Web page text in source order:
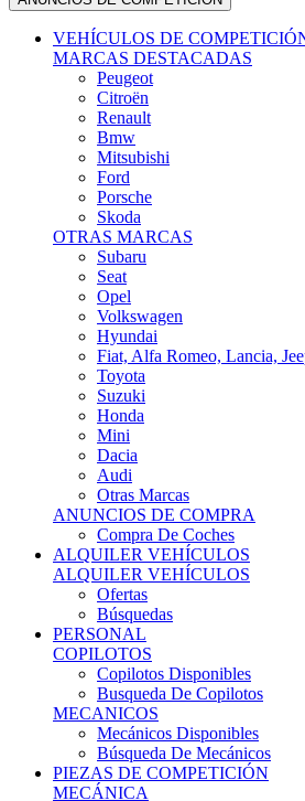
VEHÍCULOS DE COMPETICIÓN
MARCAS DESTACADAS
Peugeot
Citroën
Renault
Bmw
Mitsubishi
Ford
Porsche
Skoda
OTRAS MARCAS
Subaru
Seat
Opel
Volkswagen
Hyundai
Fiat, Alfa Romeo, Lancia, Jeep
Toyota
Suzuki
Honda
Mini
Dacia
Audi
Otras Marcas
ANUNCIOS DE COMPRA
Compra De Coches
ALQUILER VEHÍCULOS
ALQUILER VEHÍCULOS
Ofertas
Búsquedas
PERSONAL
COPILOTOS
Copilotos Disponibles
Busqueda De Copilotos
MECANICOS
Mecánicos Disponibles
Búsqueda De Mecánicos
PIEZAS DE COMPETICIÓN
MECÁNICA
Motores